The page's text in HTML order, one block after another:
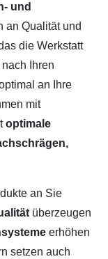
und
an Qualität und
die Werkstatt
Ihren
an Ihre
mit
optimale
an Sie
überzeugen
erhöhen
setzen auch